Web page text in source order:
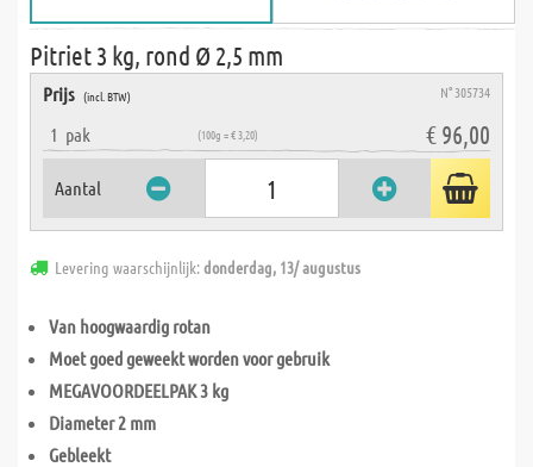
Pitriet 3 kg, rond Ø 2,5 mm
Prijs (incl. BTW) N° 305734
1 pak (100g = € 3,20) € 96,00
Aantal
Levering waarschijnlijk:donderdag, 13/ augustus
Van hoogwaardig rotan
Moet goed geweekt worden voor gebruik
MEGAVOORDEELPAK 3 kg
Diameter 2 mm
Gebleekt